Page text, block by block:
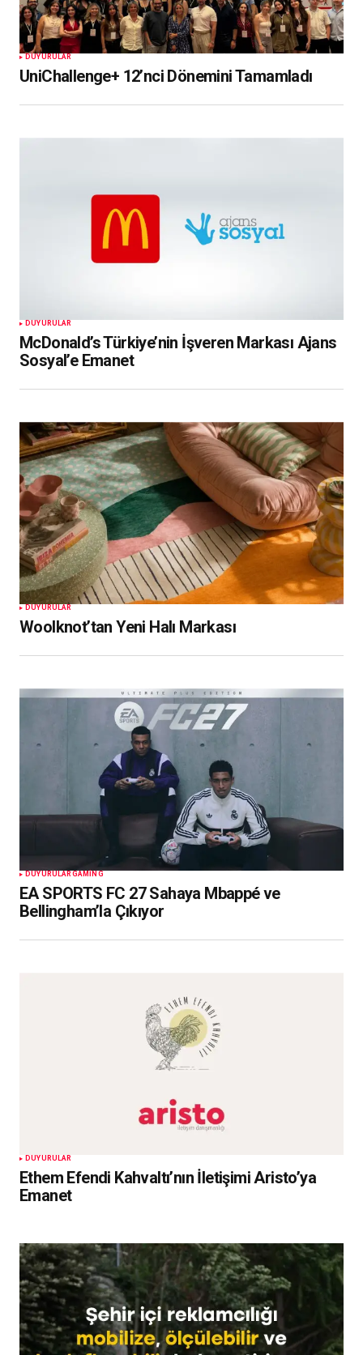
DUYURULAR
UniChallenge+ 12’nci Dönemini Tamamladı
DUYURULAR
McDonald’s Türkiye’nin İşveren Markası Ajans
Sosyal’e Emanet
DUYURULAR
Woolknot’tan Yeni Halı Markası
DUYURULAR GAMING
EA SPORTS FC 27 Sahaya Mbappé ve
Bellingham’la Çıkıyor
DUYURULAR
Ethem Efendi Kahvaltı’nın İletişimi Aristo’ya
Emanet